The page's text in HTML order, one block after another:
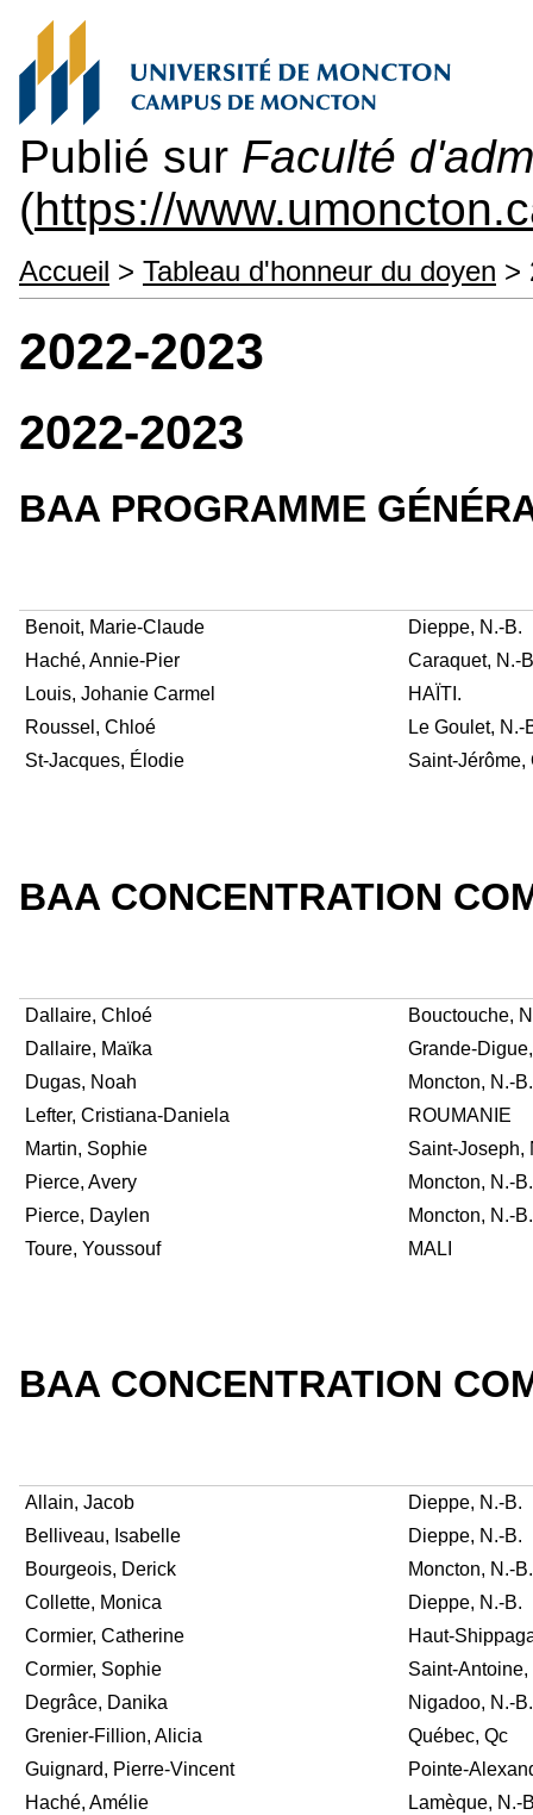
Publié sur Faculté
(https://
Accueil > Tableau d'honneur du doyen >
2022-2023
2022-2023
BAA PROGRAMME
Benoit, Marie-Claude
Dieppe, N.-B.
Haché, Annie-Pier
Caraquet, N.-
Louis, Johanie Carmel
HAÏTI.
Roussel, Chloé
Le Goulet, N.-
St-Jacques, Élodie
Saint-Jérôme,
BAA CONCENTRATION
Dallaire, Chloé
Bouctouche,
Dallaire, Maïka
Grande-
Dugas, Noah
Moncton, N.-B.
Lefter, Cristiana-Daniela
ROUMANIE
Martin, Sophie
Saint-Joseph,
Pierce, Avery
Moncton, N.-B.
Pierce, Daylen
Moncton, N.-B.
Toure, Youssouf
MALI
BAA CONCENTRATION
Allain, Jacob
Dieppe, N.-B.
Belliveau, Isabelle
Dieppe, N.-B.
Bourgeois, Derick
Moncton, N.-B.
Collette, Monica
Dieppe, N.-B.
Cormier, Catherine
Haut-
Cormier, Sophie
Saint-Antoine,
Degrâce, Danika
Nigadoo, N.-B.
Grenier-Fillion, Alicia
Québec, Qc
Guignard, Pierre-Vincent
Pointe-
Haché, Amélie
Lamèque, N.-